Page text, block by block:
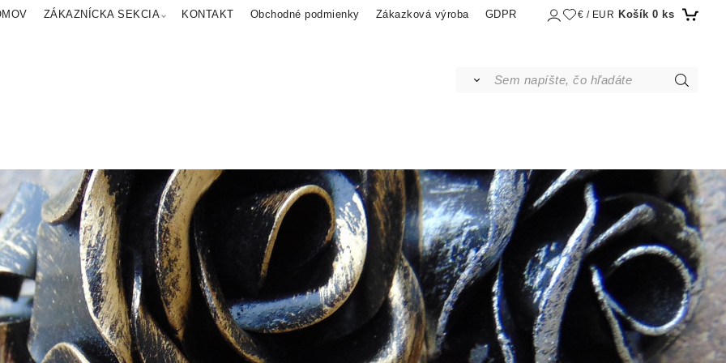
ZÁKAZNÍCKA SEKCIA KONTAKT Obchodné podmienky Zákazková výroba GDPR € / EUR Košík 0 ks